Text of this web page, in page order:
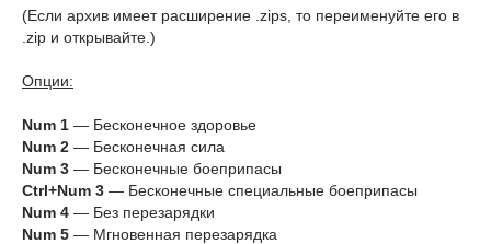
(Если архив имеет расширение .zips, то переименуйте его в
.zip и открывайте.)
Опции:
Num 1 — Бесконечное здоровье
Num 2 — Бесконечная сила
Num 3 — Бесконечные боеприпасы
Ctrl+Num 3 — Бесконечные специальные боеприпасы
Num 4 — Без перезарядки
Num 5 — Мгновенная перезарядка